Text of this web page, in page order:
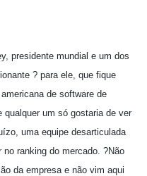
presidente mundial e um dos
? para ele, que fique
de software de
qualquer um só gostaria de ver
uma equipe desarticulada
ranking do mercado. ?Não
da empresa e não vim aqui